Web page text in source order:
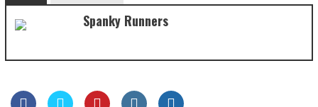
Spanky Runners